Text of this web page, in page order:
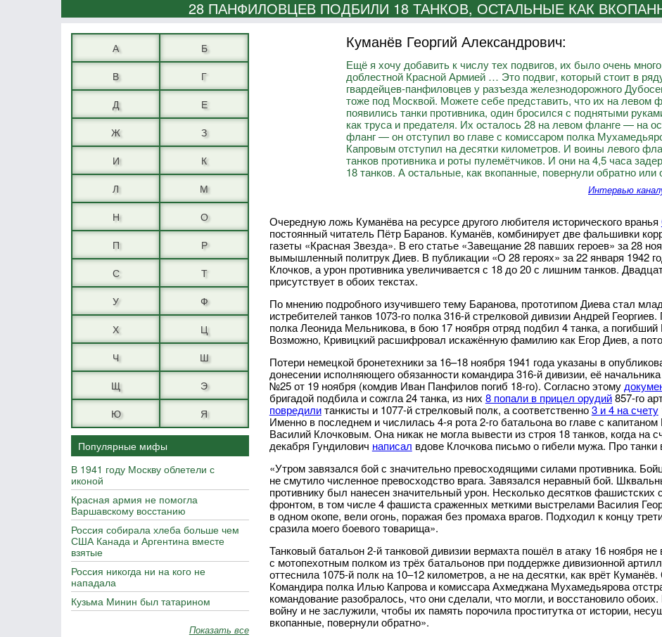
28 ПАНФИЛОВЦЕВ ПОДБИЛИ 18 ТАНКОВ, ОСТАЛЬНЫЕ КАК
А
Б
В
Г
Д
Е
Ж
З
И
К
Л
М
Н
О
П
Р
С
Т
У
Ф
Х
Ц
Ч
Ш
Щ
Э
Ю
Я
Популярные мифы
В 1941 году Москву облетели с
иконой
Красная армия не помогла
Варшавскому восстанию
Россия собирала хлеба больше чем
США Канада и Аргентина вместе
взятые
Россия никогда ни на кого не
нападала
Кузьма Минин был татарином
Показать все
Куманёв Георгий Александрович:
Ещё я хочу добавить к числу тех подвигов, их было очень
доблестной Красной Армией … Это подвиг, который стоит в
гвардейцев-панфиловцев у разъезда железнодорожного
тоже под Москвой. Можете себе представить, что их на левом
появились танки противника, один бросился с поднятыми
как труса и предателя. Их осталось 28 на левом фланге — на
фланг — он отступил во главе с комиссаром полка
Капровым отступил на десятки километров. И воины левого
танков противника и роты пулемётчиков. И они на 4,5 часа
18 танков. А остальные, как вкопанные, повернули обратно или
Интервью
Очередную ложь Куманёва на ресурсе другого любителя исторического вранья
постоянный читатель Пётр Баранов. Куманёв, комбинирует две фальшивки
газеты «Красная Звезда». В его статье «Завещание 28 павших героев» за 28
вымышленный политрук Диев. В публикации «О 28 героях» за 22 января 1942
Клочков, а урон противника увеличивается с 18 до 20 с лишним танков.
присутствует в обоих текстах.
По мнению подробного изучившего тему Баранова, прототипом Диева стал
истребителей танков 1073-го полка 316-й стрелковой дивизии Андрей
полка Леонида Мельникова, в бою 17 ноября отряд подбил 4 танка, а погибший
Возможно, Кривицкий расшифровал искажённую фамилию как Егор Диев, а
Потери немецкой бронетехники за 16–18 ноября 1941 года указаны в
донесении исполняющего обязанности командира 316-й дивизии, её
№25 от 19 ноября (комдив Иван Панфилов погиб 18-го). Согласно этому
бригадой подбила и сожгла 24 танка, из них 8 попали в прицел орудий857-го
повредилитанкисты и 1077-й стрелковый полк, а соответственно3 и 4 на счету
Именно в последнем и числилась 4-я рота 2-го батальона во главе с
Василий Клочковым. Она никак не могла вывести из строя 18 танков, когда на
декабря Гундилович написал вдове Клочкова письмо о гибели мужа. Про танки
«Утром завязался бой с значительно превосходящими силами противника.
не смутило численное превосходство врага. Завязался неравный бой.
противнику был нанесен значительный урон. Несколько десятков
фронтом, в том числе 4 фашиста сраженных меткими выстрелами Василия
в одном окопе, вели огонь, поражая без промаха врагов. Подходил к концу
сразила моего боевого товарища».
Танковый батальон 2-й танковой дивизии вермахта пошёл в атаку 16 ноября
с мотопехотным полком из трёх батальонов при поддержке дивизионной
оттеснила 1075-й полк на 10–12 километров, а не на десятки, как врёт
Командира полка Илью Капрова и комиссара Ахмеджана Мухамедьярова
командование разобралось, что они сделали, что могли, и восстановило
войну и не заслужили, чтобы их память порочила проститутка от истории,
вкопанные, повернули обратно».